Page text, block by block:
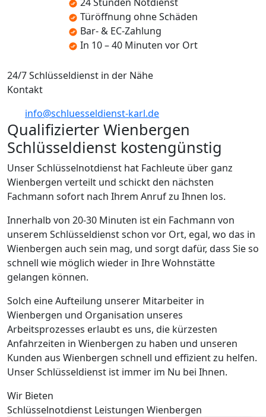
24 Stunden Notdienst
Türöffnung ohne Schäden
Bar- & EC-Zahlung
In 10 – 40 Minuten vor Ort
24/7 Schlüsseldienst in der Nähe
Kontakt
info@schluesseldienst-karl.de
Qualifizierter Wienbergen
Schlüsseldienst kostengünstig
Unser Schlüsselnotdienst hat Fachleute über ganz
Wienbergen verteilt und schickt den nächsten
Fachmann sofort nach Ihrem Anruf zu Ihnen los.
Innerhalb von 20-30 Minuten ist ein Fachmann von
unserem Schlüsseldienst schon vor Ort, egal, wo das in
Wienbergen auch sein mag, und sorgt dafür, dass Sie so
schnell wie möglich wieder in Ihre Wohnstätte
gelangen können.
Solch eine Aufteilung unserer Mitarbeiter in
Wienbergen und Organisation unseres
Arbeitsprozesses erlaubt es uns, die kürzesten
Anfahrzeiten in Wienbergen zu haben und unseren
Kunden aus Wienbergen schnell und effizient zu helfen.
Unser Schlüsseldienst ist immer im Nu bei Ihnen.
Wir Bieten
Schlüsselnotdienst Leistungen Wienbergen